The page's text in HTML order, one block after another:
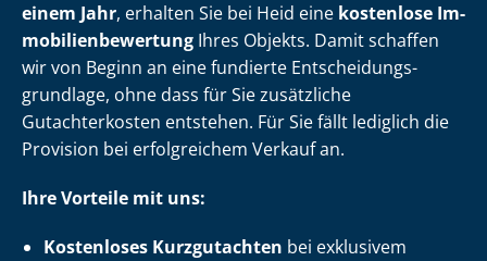
einem Jahr, erhalten Sie bei Heid eine kostenlose Im­
mo­bi­li­en­be­wer­tung Ihres Objekts. Damit schaffen
wir von Beginn an eine fundierte Ent­schei­dungs­
grund­la­ge, ohne dass für Sie zusätzliche
Gutachterkosten entstehen. Für Sie fällt lediglich die
Provision bei erfolgreichem Verkauf an.
Ihre Vorteile mit uns:
Kostenloses Kurzgutachten bei exklusivem